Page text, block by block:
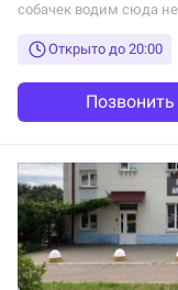
собачек водим сюда
Открыто до 20:00
Позвонить